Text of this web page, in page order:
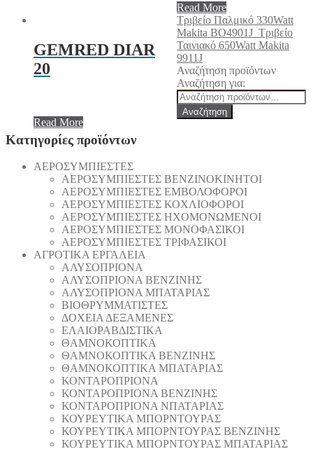
Read More
GEMRED DIAR
20
Read More
Τριβείο Παλμικό 330Watt
Makita BO4901J Τριβείο
Ταινιακό 650Watt Makita
9911J
Αναζήτηση προϊόντων
Αναζήτηση για:
Αναζήτηση
Κατηγορίες προϊόντων
AEΡΟΣΥΜΠΙΕΣΤΕΣ
AEΡΟΣΥΜΠΙΕΣΤΕΣ ΒΕΝΖΙΝΟΚΙΝΗΤΟΙ
AEΡΟΣΥΜΠΙΕΣΤΕΣ ΕΜΒΟΛΟΦΟΡΟΙ
AEΡΟΣΥΜΠΙΕΣΤΕΣ ΚΟΧΛΙΟΦΟΡΟΙ
ΑΕΡΟΣΥΜΠΙΕΣΤΕΣ ΗΧΟΜΟΝΩΜΕΝΟΙ
ΑΕΡΟΣΥΜΠΙΕΣΤΕΣ ΜΟΝΟΦΑΣΙΚΟΙ
ΑΕΡΟΣΥΜΠΙΕΣΤΕΣ ΤΡΙΦΑΣΙΚΟΙ
ΑΓΡΟΤΙΚΑ ΕΡΓΑΛΕΙΑ
AΛΥΣΟΠΡΙΟΝΑ
AΛΥΣΟΠΡΙΟΝΑ ΒΕΝΖΙΝΗΣ
AΛΥΣΟΠΡΙΟΝΑ ΜΠΑΤΑΡΙΑΣ
ΒΙΟΘΡΥΜΜΑΤΙΣΤΕΣ
ΔΟΧΕΙΑ ΔΕΞΑΜΕΝΕΣ
ΕΛΑΙΟΡΑΒΔΙΣΤΙΚΑ
ΘAΜΝΟΚΟΠΤΙΚΑ
ΘAΜΝΟΚΟΠΤΙΚΑ ΒΕΝΖΙΝΗΣ
ΘAΜΝΟΚΟΠΤΙΚΑ ΜΠΑΤΑΡΙΑΣ
ΚΟΝΤΑΡΟΠΡΙΟΝΑ
ΚΟΝΤΑΡΟΠΡΙΟΝΑ ΒΕΝΖΙΝΗΣ
ΚΟΝΤΑΡΟΠΡΙΟΝΑ ΝΠΑΤΑΡΙΑΣ
ΚΟΥΡΕΥΤΙΚΑ ΜΠΟΡΝΤΟΥΡΑΣ
ΚΟΥΡΕΥΤΙΚΑ ΜΠΟΡΝΤΟΥΡΑΣ ΒΕΝΖΙΝΗΣ
ΚΟΥΡΕΥΤΙΚΑ ΜΠΟΡΝΤΟΥΡΑΣ ΜΠΑΤΑΡΙΑΣ